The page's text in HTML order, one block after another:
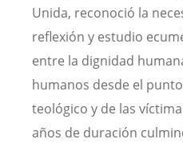
Unida, reconoció la
reflexión y estudio
entre la dignidad
humanos desde el
teológico y de las
años de duración